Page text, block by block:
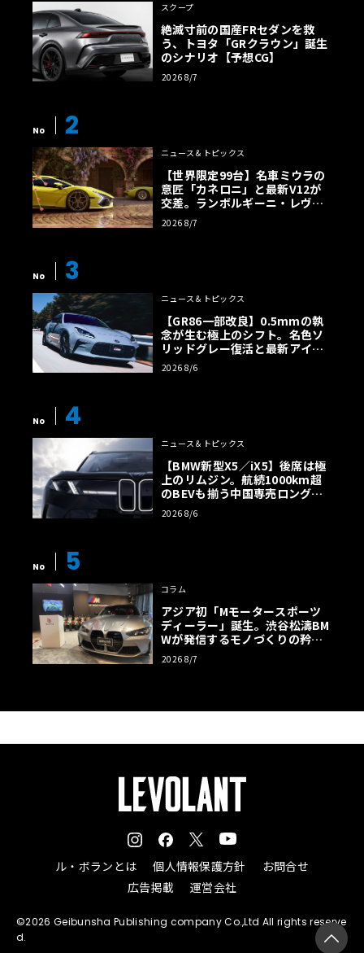
スクープ
絶滅寸前の国産FRセダンを救
う、トヨタ「GRクラウン」誕生
のシナリオ【予想CG】
2026 8/7
No 2
ニュース＆トピックス
【世界限定99台】名車ミウラの
意匠「カネロニ」と最新V12が
交差。ランボルギーニ・レヴエ
ルトに60周年記念車が登場
2026 8/7
No 3
ニュース＆トピックス
【GR86一部改良】0.5mmの執
念が生む極上のシフト。名色ソ
リッドグレー復活と最新アイサ
イトでFRの極みへ
2026 8/6
No 4
ニュース＆トピックス
【BMW新型X5／iX5】後席は極
上のリムジン。航続1000km超
のBEVも揃う中国専売ロング仕
様の全貌
2026 8/6
No 5
コラム
アジア初「Mモータースポーツ
ディーラー」誕生。渋谷松濤BM
Wが発信するモノづくりの矜持
【木下隆之コラム】
2026 8/7
ル・ボランとは 個人情報保護方針
お問合せ
広告掲載
運営会社
©2026 Geibunsha Publishing company Co.,Ltd All rights reserve
d.